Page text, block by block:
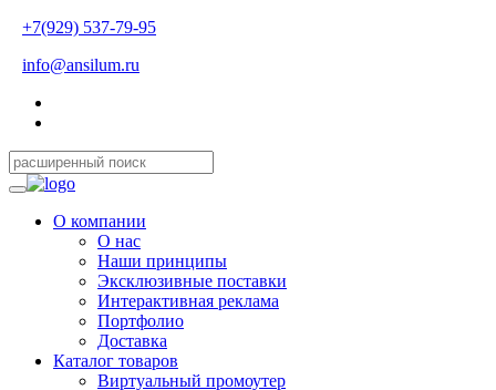
+7(929) 537-79-95
info@ansilum.ru
О компании
О нас
Наши принципы
Эксклюзивные поставки
Интерактивная реклама
Портфолио
Доставка
Каталог товаров
Виртуальный промоутер